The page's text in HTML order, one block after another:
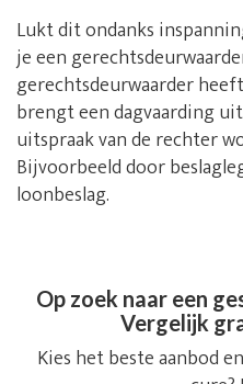
Lukt dit ondanks
je een
gerechtsdeurwaarder
brengt een dagvaarding
uitspraak van de rechter
Bijvoorbeeld door
loonbeslag.
Op zoek naar een
Vergelijk
Kies het beste aanbod